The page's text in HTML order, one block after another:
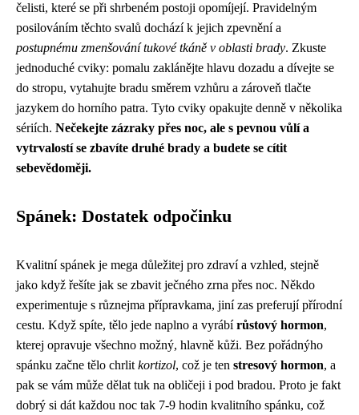
čelisti, které se při shrbeném postoji opomíjejí. Pravidelným
posilováním těchto svalů dochází k jejich zpevnění a
postupnému zmenšování tukové tkáně v oblasti brady. Zkuste
jednoduché cviky: pomalu zaklánějte hlavu dozadu a dívejte se
do stropu, vytahujte bradu směrem vzhůru a zároveň tlačte
jazykem do horního patra. Tyto cviky opakujte denně v několika
sériích. Nečekejte zázraky přes noc, ale s pevnou vůlí a
vytrvalostí se zbavíte druhé brady a budete se cítit
sebevědoměji.
Spánek: Dostatek odpočinku
Kvalitní spánek je mega důležitej pro zdraví a vzhled, stejně
jako když řešíte jak se zbavit ječného zrna přes noc. Někdo
experimentuje s různejma přípravkama, jiní zas preferují přírodní
cestu. Když spíte, tělo jede naplno a vyrábírůstový hormon,
kterej opravuje všechno možný, hlavně kůži. Bez pořádnýho
spánku začne tělo chrlit kortizol, což je ten stresový hormon, a
pak se vám může dělat tuk na obličeji i pod bradou. Proto je fakt
dobrý si dát každou noc tak 7-9 hodin kvalitního spánku, což